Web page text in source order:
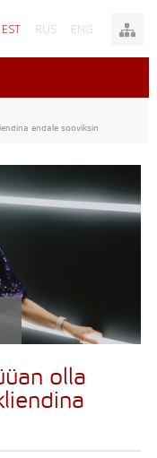
EST RUS ENG
endale sooviksin
olla